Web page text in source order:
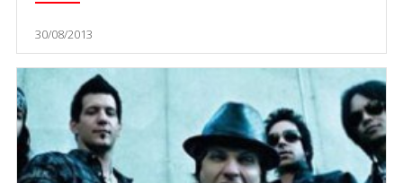
30/08/2013